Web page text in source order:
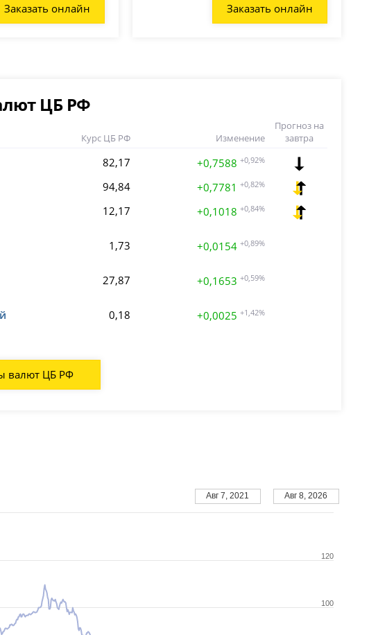
Заказать онлайн Заказать онлайн
ЦБ РФ
Курс ЦБ РФ Изменение
Прогноз на
завтра
82,17 +0,7588 +0,92%
94,84 +0,7781 +0,82%
12,17 +0,1018 +0,84%
1,73 +0,0154 +0,89%
27,87 +0,1653 +0,59%
0,18 +0,0025 +1,42%
валют ЦБ РФ
100
120
Авг 7, 2021 Авг 8, 2026